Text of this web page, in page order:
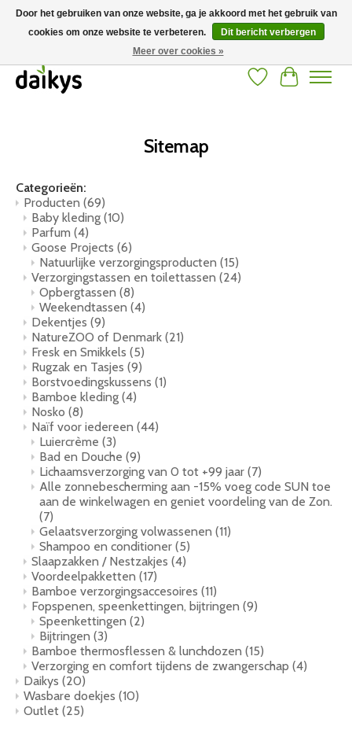
Grote keuze aan producten en snelle verzending! Gratis verzending vanaf 50
Verlanglijst
Sitemap
Categorieën:
Producten (69)
Baby kleding (10)
Parfum (4)
Goose Projects (6)
Natuurlijke verzorgingsproducten (15)
Verzorgingstassen en toilettassen (24)
Opbergtassen (8)
Weekendtassen (4)
Dekentjes (9)
NatureZOO of Denmark (21)
Fresk en Smikkels (5)
Rugzak en Tasjes (9)
Borstvoedingskussens (1)
Bamboe kleding (4)
Nosko (8)
Naïf voor iedereen (44)
Luiercrème (3)
Bad en Douche (9)
Lichaamsverzorging van 0 tot +99 jaar (7)
Alle zonnebescherming aan -15% voeg code SUN toe
aan de winkelwagen en geniet voordeling van de Zon.
(7)
Gelaatsverzorging volwassenen (11)
Shampoo en conditioner (5)
Slaapzakken / Nestzakjes (4)
Voordeelpakketten (17)
Bamboe verzorgingsaccesoires (11)
Fopspenen, speenkettingen, bijtringen (9)
Speenkettingen (2)
Bijtringen (3)
Bamboe thermosflessen & lunchdozen (15)
Verzorging en comfort tijdens de zwangerschap (4)
Daikys (20)
Wasbare doekjes (10)
Outlet (25)
Door het gebruiken van onze website, ga je akkoord met het gebruik van
cookies om onze website te verbeteren.
Dit bericht verbergen
Meer over cookies »